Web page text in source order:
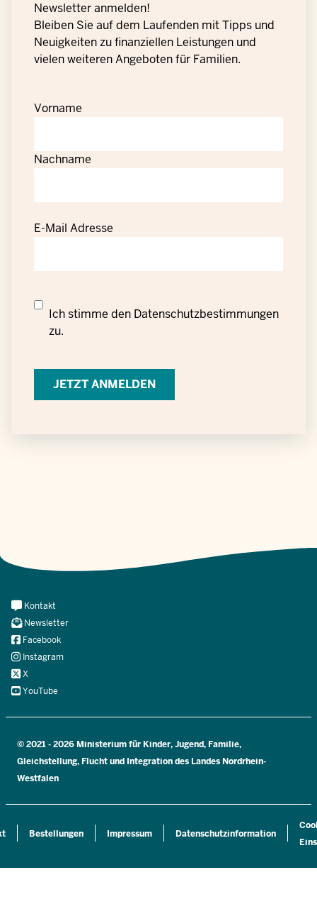
Newsletter anmelden!
Bleiben Sie auf dem Laufenden mit Tipps und
Neuigkeiten zu finanziellen Leistungen und
vielen weiteren Angeboten für Familien.
Vorname
Nachname
E-Mail Adresse
Datenschutzrechtliche
Einwilligung
personenbezogener
Ich stimme den Datenschutzbestimmungen
zu.
Bestellungen Impressum Datenschutzinformation
Meta
Navi
Social
Kontakt
Newsletter
Facebook
Instagram
X
YouTube
© 2021 - 2026 Ministerium für Kinder, Jugend, Familie,
Gleichstellung, Flucht und Integration des Landes Nordrhein-
Westfalen